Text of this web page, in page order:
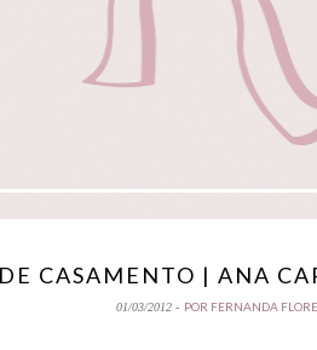
CASAMENTO | ANA
01/03/2012 - POR FERNANDA